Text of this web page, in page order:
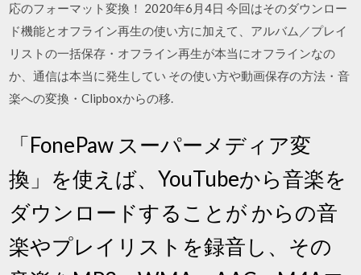
応のフォーマット変換！ 2020年6月4日 今回はそのダウンロー
ド機能とオフライン再生の使い方に加えて、アルバム／プレイ
リストの一括保存・オフライン再生が本当にオフラインなの
か、通信は本当に発生してい その使い方や動画保存の方法・音
楽への変換・Clipboxからの移.
「FonePaw スーパーメディア変
換」を使えば、YouTubeから音楽を
ダウンロードすることが からの音
楽やプレイリストを録音し、その